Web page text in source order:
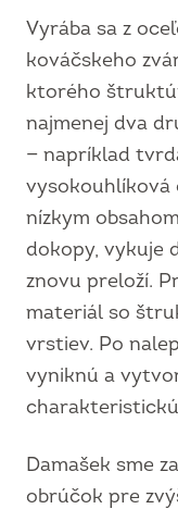
Vyrába sa z
kováčskeho
ktorého
najmenej dva
— napríklad
vysokouhlíková
nízkym
dokopy, vykuje
znovu preloží.
materiál so
vrstiev. Po
vyniknú a
Damašek sme
obrúčok pre